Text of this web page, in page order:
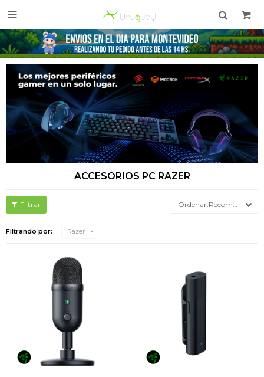

ACCESORIOS PC RAZER
Recomendados
Filtrando por: Razer